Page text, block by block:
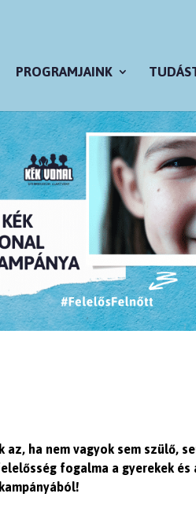
PROGRAMJAINK
ha nem vagyok sem szülő,
fogalma a gyerekek és